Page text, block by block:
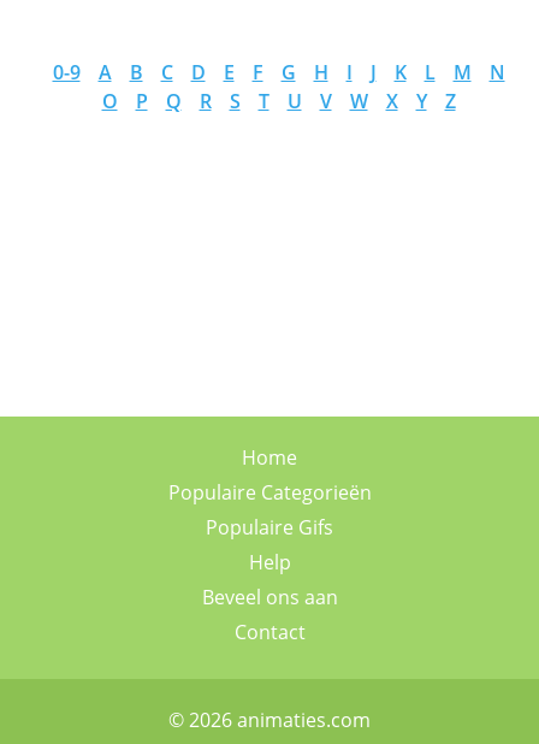
0-9 A B C D E F G H I J K L M
N
O
P Q R S T U V W X Y Z
Home
Populaire Categorieën
Populaire Gifs
Help
Beveel ons aan
Contact
© 2026 animaties.com